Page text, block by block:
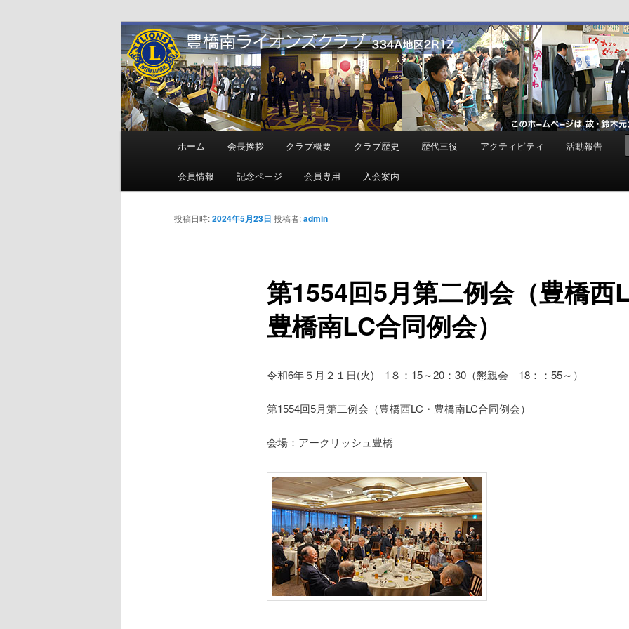
豊橋南ライオンズクラブ
地域奉仕ボランティア
メ
ホーム 会長挨拶 クラブ概要 クラブ歴史 歴代三役 アクティビティ 活動報告
会員情報 記念ページ 会員専用 入会案内
第1554回5月第二例会（豊橋西
豊橋南LC合同例会）
投稿日時:2024年5月23日 投稿者:admin
令和6年５月２１日(火) 1８：15～20：30（懇親会 18：：55～）
第1554回5月第二例会（豊橋西LC・豊橋南LC合同例会）
会場：アークリッシュ豊橋